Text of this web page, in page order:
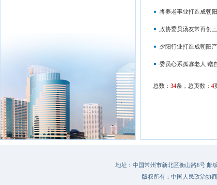
将养老事业打造成朝
政协委员汤友常再创
夕阳行业打造成朝阳
委员心系孤寡老人 赠
总数： 34条，总页数： 4
地址：中国常州市新北区衡山路8号 邮
版权所有：中国人民政治协